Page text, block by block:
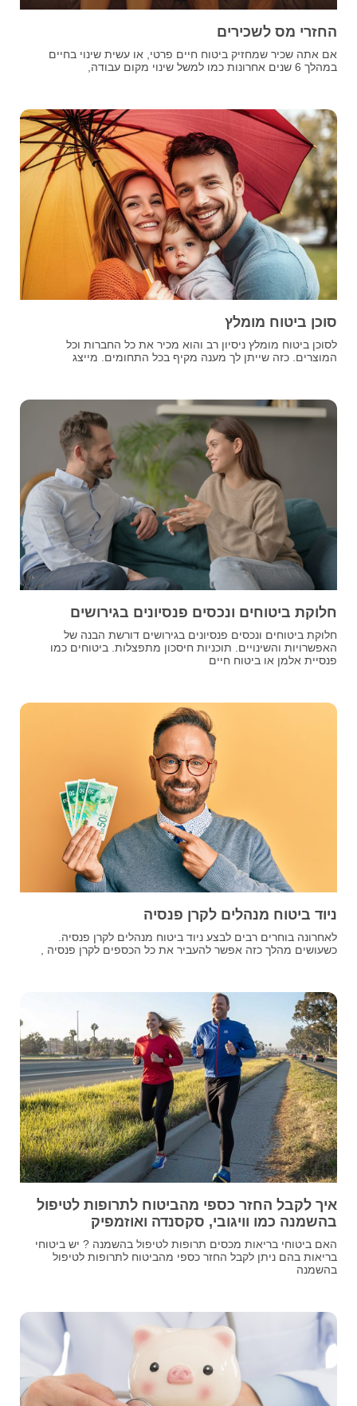
החזרי מס לשכירים
אם אתה שכיר שמחזיק ביטוח חיים פרטי, או עשית שינוי בחיים
במהלך 6 שנים אחרונות כמו למשל שינוי מקום עבודה,
סוכן ביטוח מומלץ
לסוכן ביטוח מומלץ ניסיון רב והוא מכיר את כל החברות וכל
המוצרים. כזה שייתן לך מענה מקיף בכל התחומים. מייצג
חלוקת ביטוחים ונכסים פנסיונים בגירושים
חלוקת ביטוחים ונכסים פנסיונים בגירושים דורשת הבנה של
האפשרויות והשינויים. תוכניות חיסכון מתפצלות. ביטוחים כמו
פנסיית אלמן או ביטוח חיים
ניוד ביטוח מנהלים לקרן פנסיה
לאחרונה בוחרים רבים לבצע ניוד ביטוח מנהלים לקרן פנסיה.
כשעושים מהלך כזה אפשר להעביר את כל הכספים לקרן פנסיה ,
איך לקבל החזר כספי מהביטוח לתרופות לטיפול
בהשמנה כמו וויגובי, סקסנדה ואוזמפיק
האם ביטוחי בריאות מכסים תרופות לטיפול בהשמנה ? יש ביטוחי
בריאות בהם ניתן לקבל החזר כספי מהביטוח לתרופות לטיפול
בהשמנה